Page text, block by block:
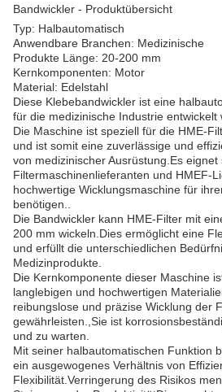
Bandwickler - Produktübersicht
Typ: Halbautomatisch
Anwendbare Branchen: Medizinische
Produkte Länge: 20-200 mm
Kernkomponenten: Motor
Material: Edelstahl
Diese Klebebandwickler ist eine
für die medizinische Industrie entwickelt
Die Maschine ist speziell für die HME-
und ist somit eine zuverlässige und
von medizinischer Ausrüstung.Es
Filtermaschinenlieferanten und HMEF-
hochwertige Wicklungsmaschine für
benötigen..
Die Bandwickler kann HME-Filter mit
200 mm wickeln.Dies ermöglicht eine
und erfüllt die unterschiedlichen
Medizinprodukte.
Die Kernkomponente dieser Maschine
langlebigen und hochwertigen
reibungslose und präzise Wicklung der
gewährleisten.,Sie ist
und zu warten.
Mit seiner halbautomatischen Funktion
ein ausgewogenes Verhältnis von
Flexibilität.Verringerung des Risikos